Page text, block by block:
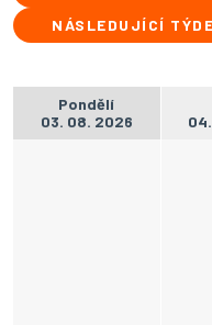
NÁSLEDUJÍCÍ
Pondělí
03. 08. 2026